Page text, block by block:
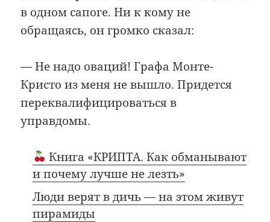
в одном сапоге. Ни к кому не
обращаясь, он громко сказал:
— Не надо оваций! Графа Монте-
Кристо из меня не вышло. Придется
переквалифицироваться в
управдомы.
Книга «КРИПТА. Как обманывают
и почему лучше не лезть»
Люди верят в дичь — на этом живут
пирамиды